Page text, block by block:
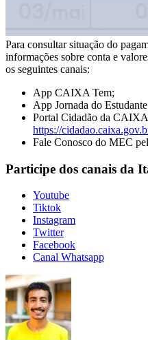
Para consultar situação do
informações sobre conta e
os seguintes canais:
App CAIXA Tem;
App Jornada do
Portal Cidadão da
https://
Fale Conosco do MEC
Participe dos canais da
Youtube
Tiktok
Instagram
Twitter
Facebook
Canal Whatsapp